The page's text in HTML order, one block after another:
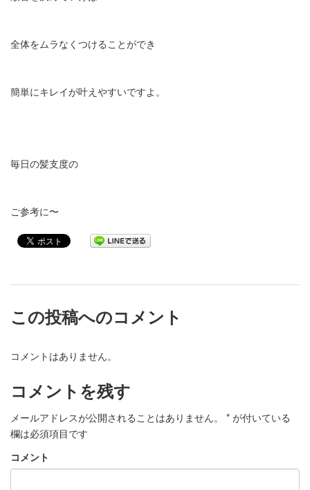
全体をムラなくつけることができ
簡単にキレイが叶えやすいですよ。
毎日の髪支度の
ご参考に〜
この投稿へのコメント
コメントはありません。
コメントを残す
メールアドレスが公開されることはありません。 * が付いている
欄は必須項目です
コメント